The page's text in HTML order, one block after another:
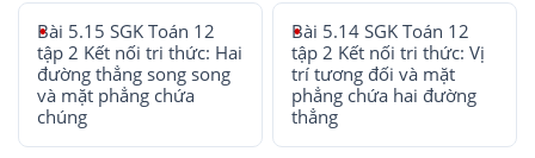
Bài 5.15 SGK Toán 12
tập 2 Kết nối tri thức: Hai
đường thẳng song song
và mặt phẳng chứa
chúng
Bài 5.14 SGK Toán 12
tập 2 Kết nối tri thức: Vị
trí tương đối và mặt
phẳng chứa hai đường
thẳng